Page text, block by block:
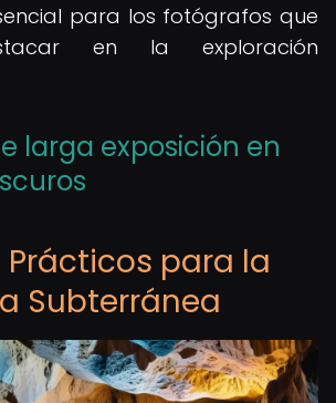
para los fotógrafos que
en la exploración
larga exposición en
Prácticos para la
Subterránea